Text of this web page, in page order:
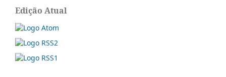
Edição Atual